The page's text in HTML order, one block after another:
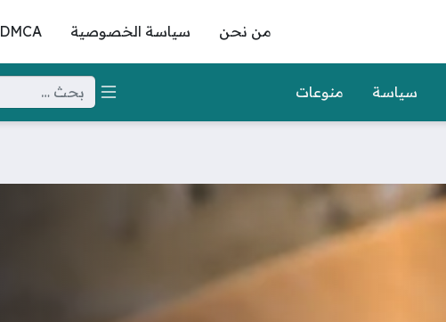
من نحن سياسة الخصوصية DMCA
سياسة منوعات البحث عن: